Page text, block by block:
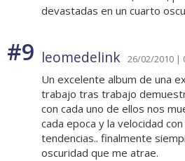
devastadas en un cuarto
#9 leomedelink 26/02/2010 |
Un excelente album de una
trabajo tras trabajo
con cada uno de ellos nos
cada epoca y la velocidad
tendencias.. finalmente
oscuridad que me atrae.